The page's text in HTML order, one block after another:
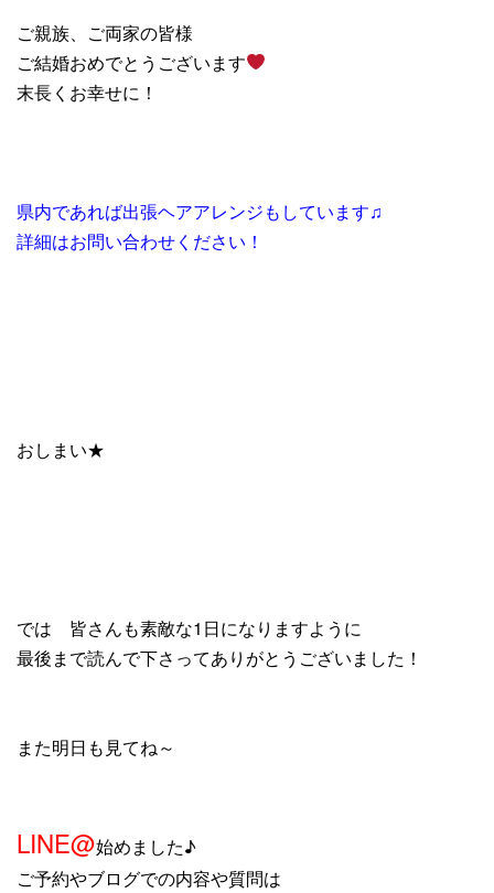
ご親族、ご両家の皆様
ご結婚おめでとうございます
末長くお幸せに！
県内であれば出張ヘアアレンジもしています♫
詳細はお問い合わせください！
おしまい★
では 皆さんも素敵な1日になりますように
最後まで読んで下さってありがとうございました！
また明日も見てね～
LINE@始めました♪
ご予約やブログでの内容や質問は